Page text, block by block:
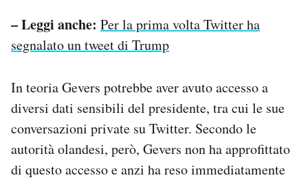
– Leggi anche: Per la prima volta Twitter ha
segnalato un tweet di Trump
In teoria Gevers potrebbe aver avuto accesso a
diversi dati sensibili del presidente, tra cui le sue
conversazioni private su Twitter. Secondo le
autorità olandesi, però, Gevers non ha approfittato
di questo accesso e anzi ha reso immediatamente